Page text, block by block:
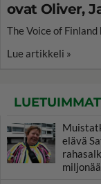
ovat Oliver,
The Voice of
Lue artikkeli »
LUETUIMMAT
elävä